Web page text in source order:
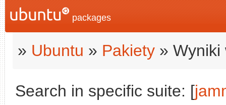
packages
» Ubuntu » Pakiety » Wyniki
Search in specific suite: [